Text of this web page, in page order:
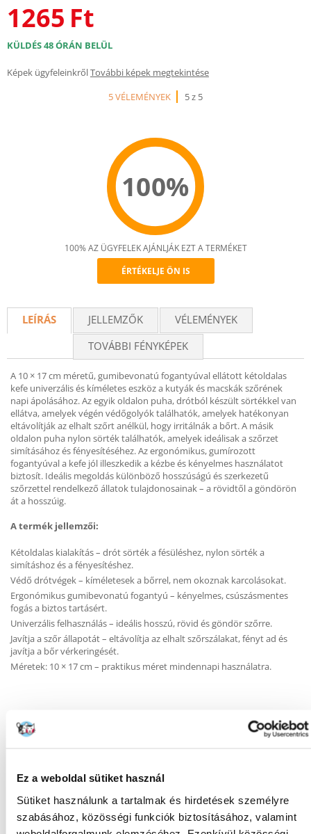
Ez a weboldal sütiket használ
Sütiket használunk a tartalmak és hirdetések személyre
szabásához, közösségi funkciók biztosításához, valamint
1265 Ft
KÜLDÉS 48 ÓRÁN BELÜL
Képek ügyfeleinkrőlTovábbi képek megtekintése
5 VÉLEMÉNYEK
5 z 5
100%
Recommend
100% AZ ÜGYFELEK AJÁNLJÁK EZT A TERMÉKET
ÉRTÉKELJE ÖN IS
LEÍRÁS JELLEMZŐK
VÉLEMÉNYEK
TOVÁBBI FÉNYKÉPEK
A 10 × 17 cm méretű, gumibevonatú fogantyúval ellátott kétoldalas
kefe univerzális és kíméletes eszköz a kutyák és macskák szőrének
napi ápolásához. Az egyik oldalon puha, drótból készült sörtékkel van
ellátva, amelyek végén védőgolyók találhatók, amelyek hatékonyan
eltávolítják az elhalt szőrt anélkül, hogy irritálnák a bőrt. A másik
oldalon puha nylon sörték találhatók, amelyek ideálisak a szőrzet
simításához és fényesítéséhez. Az ergonómikus, gumírozott
fogantyúval a kefe jól illeszkedik a kézbe és kényelmes használatot
biztosít. Ideális megoldás különböző hosszúságú és szerkezetű
szőrzettel rendelkező állatok tulajdonosainak – a rövidtől a göndörön
át a hosszúig.
A termék jellemzői:
Kétoldalas kialakítás – drót sörték a fésüléshez, nylon sörték a
simításhoz és a fényesítéshez.
Védő drótvégek – kíméletesek a bőrrel, nem okoznak karcolásokat.
Ergonómikus gumibevonatú fogantyú – kényelmes, csúszásmentes
fogás a biztos tartásért.
Univerzális felhasználás – ideális hosszú, rövid és göndör szőrre.
Javítja a szőr állapotát – eltávolítja az elhalt szőrszálakat, fényt ad és
javítja a bőr vérkeringését.
Méretek: 10 × 17 cm – praktikus méret mindennapi használatra.
KÉRDEZZ TŐLÜNK!
Gyakori Kérdések (GYIK)